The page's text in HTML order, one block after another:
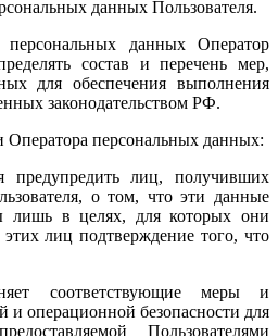
данных Пользователя.
данных Оператор
состав и перечень мер,
для обеспечения выполнения
законодательством РФ.
Оператора персональных данных:
предупредить лиц, получивших
о том, что эти данные
лишь в целях, для которых они
лиц подтверждение того, что
соответствующие меры и
и операционной безопасности для
Пользователями